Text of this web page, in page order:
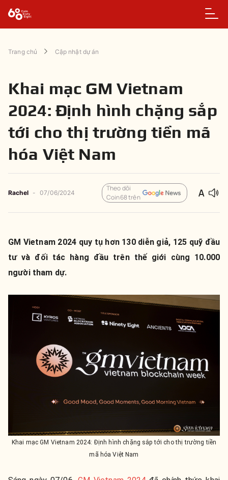
Trang chủ Cập nhật dự án
Khai mạc GM Vietnam
2024: Định hình chặng sắp
tới cho thị trường tiền mã
hóa Việt Nam
Rachel - 07/06/2024
Theo dõi
Coin68 trên
GM Vietnam 2024 quy tụ hơn 130 diễn giả, 125 quỹ đầu
tư và đối tác hàng đầu trên thế giới cùng 10.000
người tham dự.
Khai mạc GM Vietnam 2024: Định hình chặng sắp tới cho thị trường tiền
mã hóa Việt Nam